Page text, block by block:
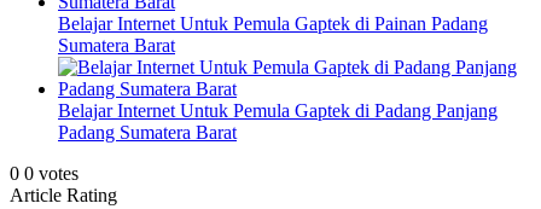
Belajar Internet Untuk Pemula Gaptek di Painan Padang
Sumatera Barat
Belajar Internet Untuk Pemula Gaptek di Padang Panjang
Padang Sumatera Barat
0 0 votes
Article Rating